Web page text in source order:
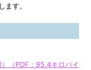
ます。
（PDF：95.4キロバイ